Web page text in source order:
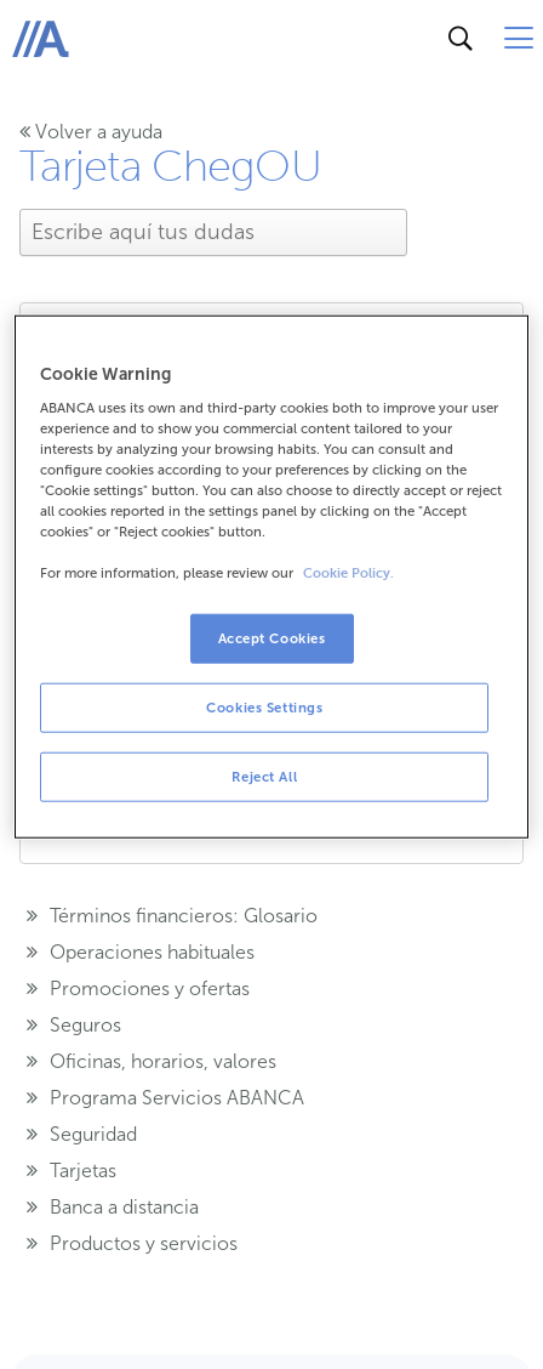
ABANCA
Volver a ayuda
Tarjeta ChegOU
Me he olvidado el PIN de
mi tarjeta ChegOU.
Me he olvidado el PIN de mi tarjeta
Ourense, donde te ayudarán a recuperarlo.
¿Te hemos ayudado?
Términos financieros: Glosario
Operaciones habituales
Promociones y ofertas
Seguros
Oficinas, horarios, valores
Programa Servicios ABANCA
Seguridad
Tarjetas
Banca a distancia
Productos y servicios
Cookie Warning
ABANCA uses its own and third-party cookies both to improve your user
experience and to show you commercial content tailored to your
interests by analyzing your browsing habits. You can consult and
configure cookies according to your preferences by clicking on the
"Cookie settings" button. You can also choose to directly accept or reject
all cookies reported in the settings panel by clicking on the "Accept
cookies" or "Reject cookies" button.
For more information, please review our Cookie Policy.
Reject All
Cookies Settings
Accept Cookies